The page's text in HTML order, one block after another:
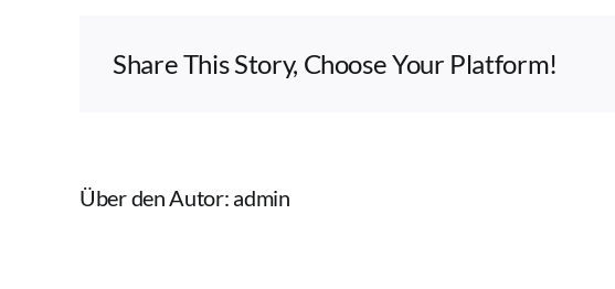
Share This Story, Choose Your Platform!
Über den Autor: admin